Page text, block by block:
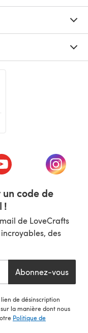
nouvel onglet)
(s'ouvre dans un(s'ouvre
code de
!
de LoveCrafts
des
Abonnez-vous
de désinscription
la manière dont nous
Politique de